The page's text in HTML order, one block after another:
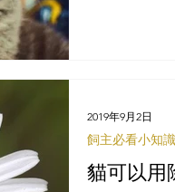
貓可以用
飼主必看小知識
2019年9月2日